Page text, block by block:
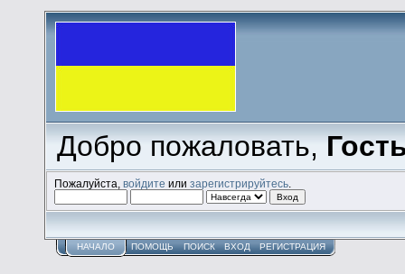
Добро пожаловать,
Пожалуйста,войдите илизарегистрируйтесь
НАЧАЛО ПОМОЩЬ ПОИСК ВХОД РЕГИСТРАЦИЯ